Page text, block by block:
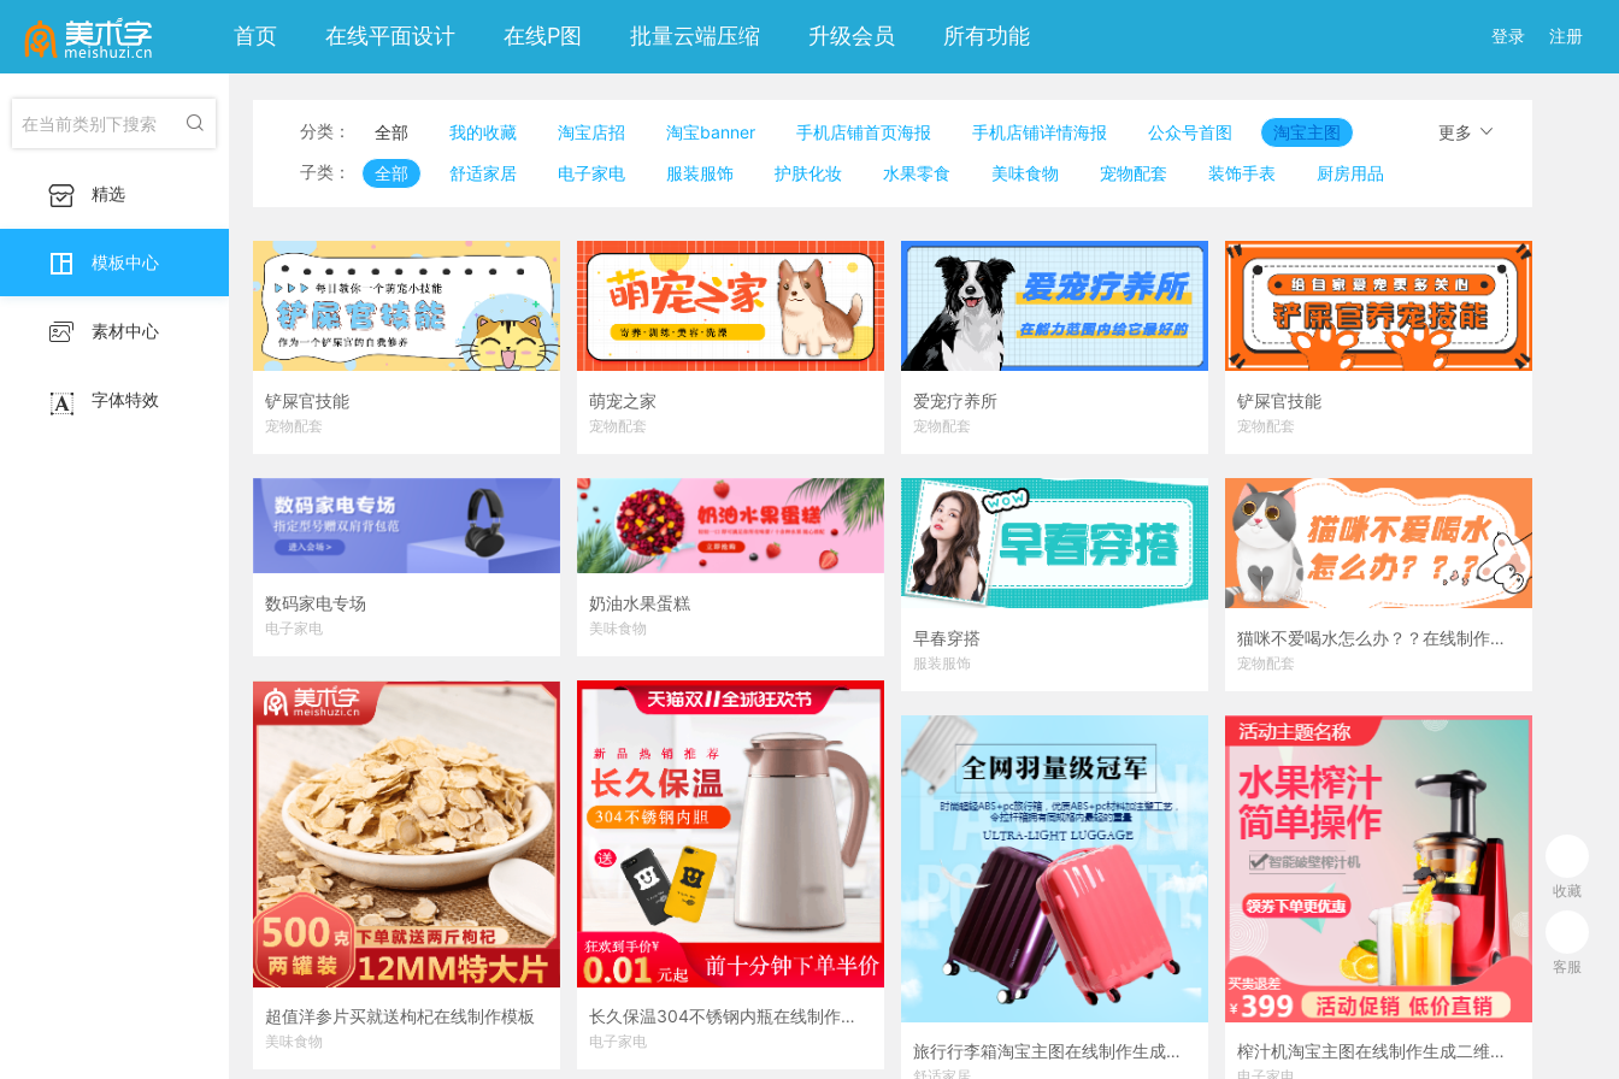
首页 在线平面设计 在线P图 批量云端压缩 升级会员 所有功能 登录 注册

 精选
 模板中心
 素材中心
 字体特效
分类： 全部 我的收藏 淘宝店招 淘宝banner 手机店铺首页海报 手机店铺详情海报 公众号首图
淘宝主图
印刷海报
社交 微信朋友圈封面 公众号封面小图 邀请函 公众号竖版配图 简历 淘宝详情页
产品展示图
更多
子类：
全部 舒适家居 电子家电 服装服饰 护肤化妆 水果零食 美味食物 宠物配套 装饰手表 厨房用品
铲屎官技能
宠物配套
萌宠之家
宠物配套
爱宠疗养所
宠物配套
铲屎官技能
宠物配套
数码家电专场
电子家电
奶油水果蛋糕
美味食物 早春穿搭
服装服饰
猫咪不爱喝水怎么办？？在线制作模板
宠物配套
超值洋参片买就送枸杞在线制作模板
美味食物
长久保温304不锈钢内瓶在线制作模板
电子家电 旅行行李箱淘宝主图在线制作生成二维码模板图片 榨汁机淘宝主图在线制作生成二维码模板图片
收藏
客服